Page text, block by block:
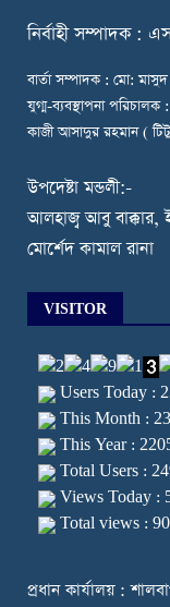
নির্বাহী সম্পাদক :
বার্তা সম্পাদক : মো: মাসুদ
যুগ্ম-ব্যবস্থাপনা পরিচালক :
কাজী আসাদুর রহমান (
উপদেষ্টা মন্ডলী:-
আলহাজ্ব আবু বাক্কার,
মোর্শেদ কামাল রানা
VISITOR
Users Today :
This Month :
This Year :
Total Users :
Views Today :
Total views :
প্রধান কার্যালয় :